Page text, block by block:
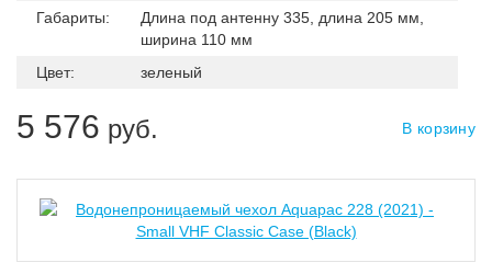
Габариты:
Длина под антенну 335, длина 205 мм,
ширина 110 мм
Цвет:
зеленый
5 576 руб. В корзину